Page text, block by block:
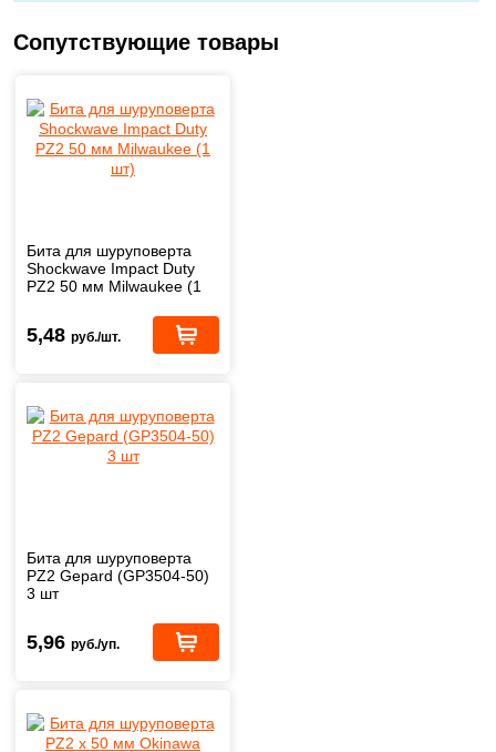
Сопутствующие товары
Бита для шуруповерта
Shockwave Impact Duty
PZ2 50 мм Milwaukee (1
5,48 руб./шт.
Бита для шуруповерта
PZ2 Gepard (GP3504-50)
3 шт
5,96 руб./уп.